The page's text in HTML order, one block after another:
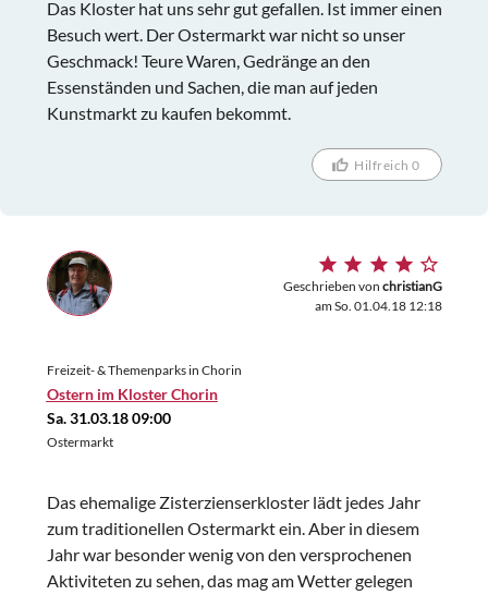
Das Kloster hat uns sehr gut gefallen. Ist immer einen
Besuch wert. Der Ostermarkt war nicht so unser
Geschmack! Teure Waren, Gedränge an den
Essenständen und Sachen, die man auf jeden
Kunstmarkt zu kaufen bekommt.
Hilfreich 0
Geschrieben von christianG
am So. 01.04.18 12:18
Freizeit- & Themenparks in Chorin
Ostern im Kloster Chorin
Sa. 31.03.18 09:00
Ostermarkt
Das ehemalige Zisterzienserkloster lädt jedes Jahr
zum traditionellen Ostermarkt ein. Aber in diesem
Jahr war besonder wenig von den versprochenen
Aktiviteten zu sehen, das mag am Wetter gelegen